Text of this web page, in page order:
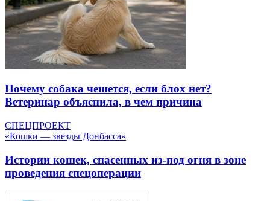
Почему собака чешется, если блох нет?
Ветеринар объяснила, в чем причина
СПЕЦПРОЕКТ
«Кошки — звезды Донбасса»
Истории кошек, спасенных из-под огня в зоне
проведения спецоперации